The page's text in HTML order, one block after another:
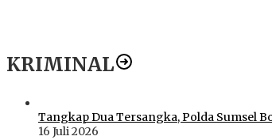
KRIMINAL
Tangkap Dua Tersangka, Polda Sumsel
16 Juli 2026